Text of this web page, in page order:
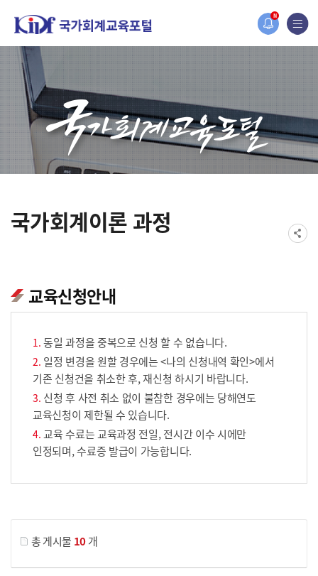
N
홈페이지가 새롭게 개편되었습니다.
한국조세재정연구원홈페이지가 새롭게 개설되었습니다.
국가회계이론 과정
교육신청안내
동일 과정을 중복으로 신청 할 수 없습니다.
일정 변경을 원할 경우에는 <나의 신청내역 확인>에서
기존 신청건을 취소한 후, 재신청 하시기 바랍니다.
신청 후 사전 취소 없이 불참한 경우에는 당해연도
교육신청이 제한될 수 있습니다.
교육 수료는 교육과정 전일, 전시간 이수 시에만
인정되며, 수료증 발급이 가능합니다.
총 게시물 10개